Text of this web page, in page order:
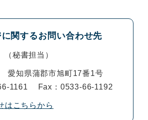
関するお問い合わせ先
秘書担当
愛知県蒲郡市旭町17番1号
1161
Fax：0533-66-1192
はこちらから